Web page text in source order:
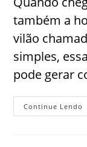
também a
vilão
simples,
pode gerar
Continue Lendo